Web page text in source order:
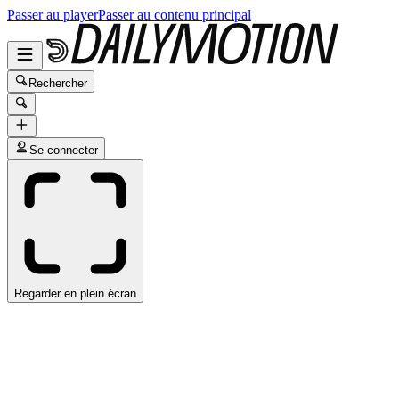
Passer au playerPasser au contenu principal
Rechercher
Se connecter
Regarder en plein écran